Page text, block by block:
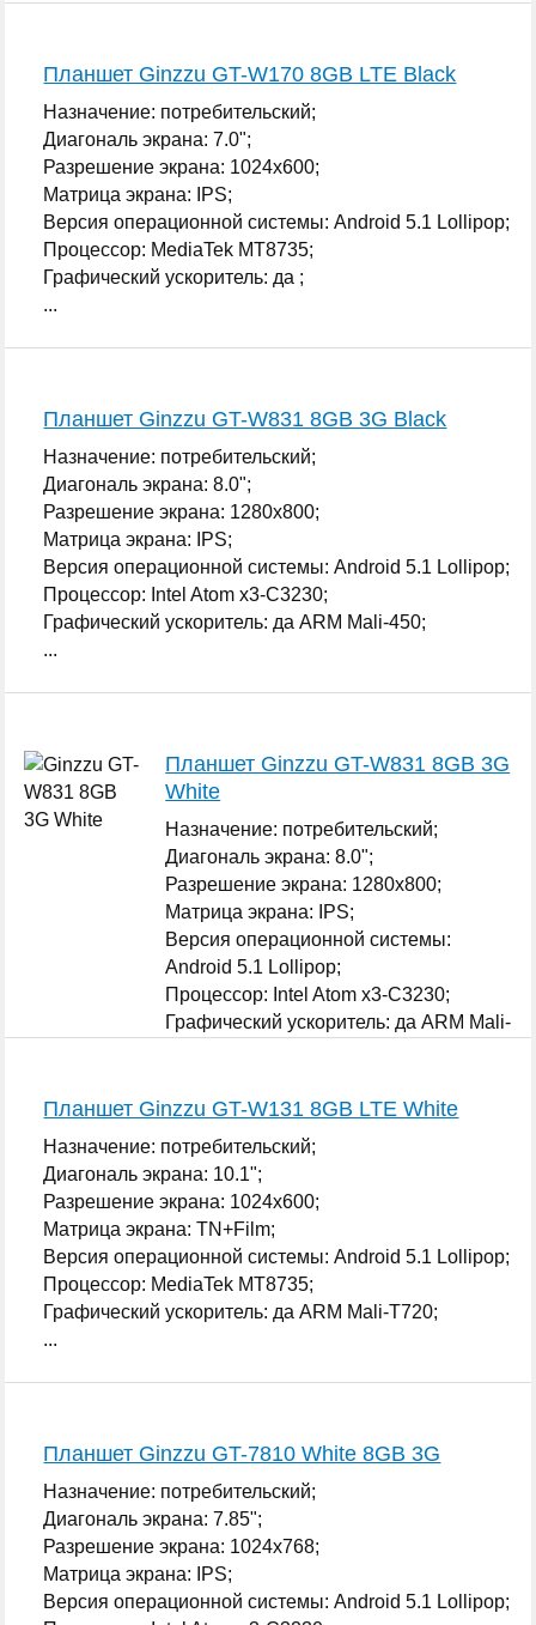
Планшет Ginzzu GT-W170 8GB LTE Black
Назначение: потребительский;
Диагональ экрана: 7.0";
Разрешение экрана: 1024x600;
Матрица экрана: IPS;
Версия операционной системы: Android 5.1 Lollipop;
Процессор: MediaTek MT8735;
Графический ускоритель: да ;
...
Планшет Ginzzu GT-W831 8GB 3G Black
Назначение: потребительский;
Диагональ экрана: 8.0";
Разрешение экрана: 1280x800;
Матрица экрана: IPS;
Версия операционной системы: Android 5.1 Lollipop;
Процессор: Intel Atom x3-C3230;
Графический ускоритель: да ARM Mali-450;
...
Планшет Ginzzu GT-W831 8GB 3G
White
Назначение: потребительский;
Диагональ экрана: 8.0";
Разрешение экрана: 1280x800;
Матрица экрана: IPS;
Версия операционной системы:
Android 5.1 Lollipop;
Процессор: Intel Atom x3-C3230;
Графический ускоритель: да ARM Mali-
Планшет Ginzzu GT-W131 8GB LTE White
Назначение: потребительский;
Диагональ экрана: 10.1";
Разрешение экрана: 1024x600;
Матрица экрана: TN+Film;
Версия операционной системы: Android 5.1 Lollipop;
Процессор: MediaTek MT8735;
Графический ускоритель: да ARM Mali-T720;
...
Планшет Ginzzu GT-7810 White 8GB 3G
Назначение: потребительский;
Диагональ экрана: 7.85";
Разрешение экрана: 1024x768;
Матрица экрана: IPS;
Версия операционной системы: Android 5.1 Lollipop;